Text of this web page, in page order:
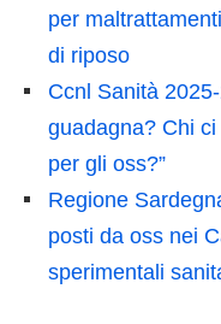
per
di riposo
Ccnl Sanità
guadagna? Chi
per gli oss?”
Regione
posti da oss nei
sperimentali